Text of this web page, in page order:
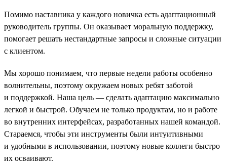
Помимо наставника у каждого новичка есть адаптационный
руководитель группы. Он оказывает моральную поддержку,
помогает решать нестандартные запросы и сложные ситуации
с клиентом.
Мы хорошо понимаем, что первые недели работы особенно
волнительны, поэтому окружаем новых ребят заботой
и поддержкой. Наша цель — сделать адаптацию максимально
легкой и быстрой. Обучаем не только продуктам, но и работе
во внутренних интерфейсах, разработанных нашей командой.
Стараемся, чтобы эти инструменты были интуитивными
и удобными в использовании, поэтому новые коллеги быстро
их осваивают.